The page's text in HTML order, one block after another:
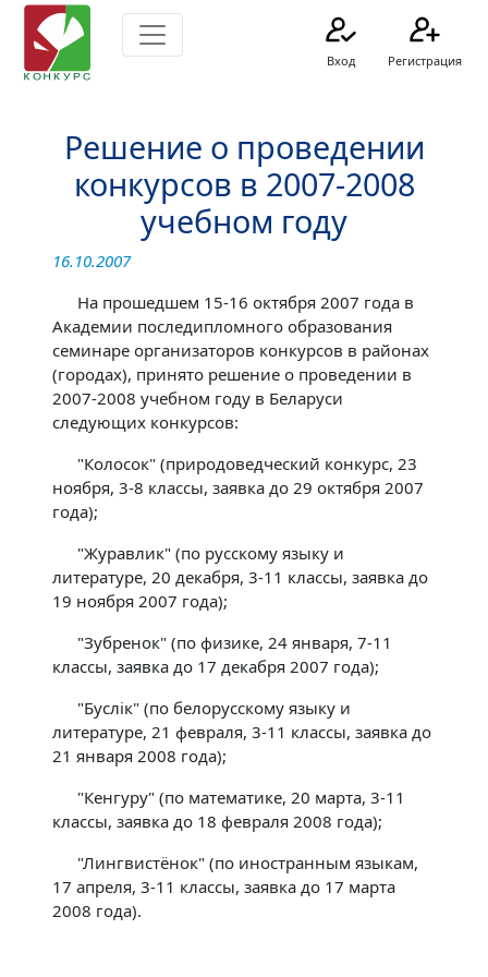
Вход Регистрация
Решение о проведении
конкурсов в 2007-2008
учебном году
16.10.2007
На прошедшем 15-16 октября 2007 года в
Академии последипломного образования
семинаре организаторов конкурсов в районах
(городах), принято решение о проведении в
2007-2008 учебном году в Беларуси
следующих конкурсов:
"Колосок" (природоведческий конкурс, 23
ноября, 3-8 классы, заявка до 29 октября 2007
года);
"Журавлик" (по русскому языку и
литературе, 20 декабря, 3-11 классы, заявка до
19 ноября 2007 года);
"Зубренок" (по физике, 24 января, 7-11
классы, заявка до 17 декабря 2007 года);
"Буслiк" (по белорусскому языку и
литературе, 21 февраля, 3-11 классы, заявка до
21 января 2008 года);
"Кенгуру" (по математике, 20 марта, 3-11
классы, заявка до 18 февраля 2008 года);
"Лингвистёнок" (по иностранным языкам,
17 апреля, 3-11 классы, заявка до 17 марта
2008 года).